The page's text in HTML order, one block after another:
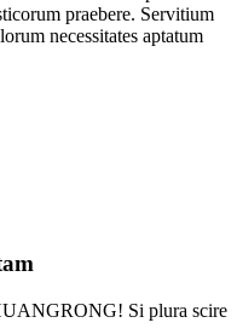
praebere. Servitium
necessitates aptatum
Si plura scire